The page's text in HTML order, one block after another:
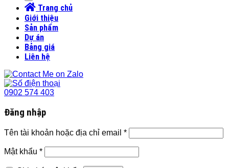
Trang chủ
Giới thiệu
Sản phẩm
Dự án
Bảng giá
Liên hệ
0902 574 403
Đăng nhập
Tên tài khoản hoặc địa chỉ email *
Mật khẩu *